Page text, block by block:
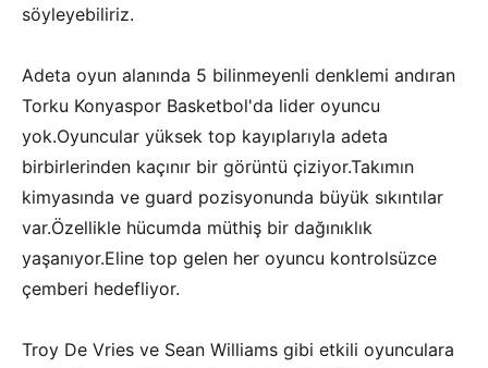
söyleyebiliriz.
Adeta oyun alanında 5 bilinmeyenli denklemi andıran
Torku Konyaspor Basketbol'da lider oyuncu
yok.Oyuncular yüksek top kayıplarıyla adeta
birbirlerinden kaçınır bir görüntü çiziyor.Takımın
kimyasında ve guard pozisyonunda büyük sıkıntılar
var.Özellikle hücumda müthiş bir dağınıklık
yaşanıyor.Eline top gelen her oyuncu kontrolsüzce
çemberi hedefliyor.
Troy De Vries ve Sean Williams gibi etkili oyunculara